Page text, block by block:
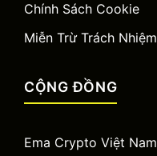
Chính Sách Cookie
Miễn Trừ Trách Nhiệm
CỘNG ĐỒNG
Ema Crypto Việt Nam